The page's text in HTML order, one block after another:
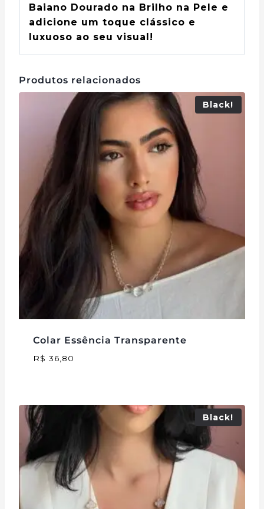
Baiano Dourado na Brilho na Pele e
adicione um toque clássico e
luxuoso ao seu visual!
Produtos relacionados
Black!
Colar Essência Transparente
R$ 36,80
Black!